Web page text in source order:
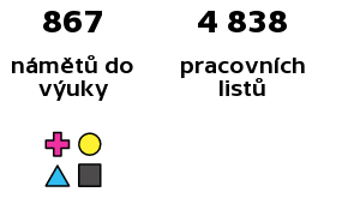
867
námětů do
výuky
4 838
pracovních
listů